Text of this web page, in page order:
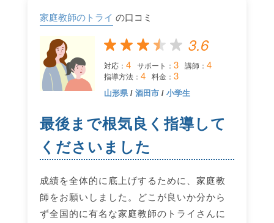
家庭教師のトライ の口コミ
3.6
対応： 4 サポート： 3 講師： 4
指導方法： 4 料金： 3
山形県/ 酒田市/ 小学生
最後まで根気良く指導して
くださいました
成績を全体的に底上げするために、家庭教
師をお願いしました。どこが良いか分から
ず全国的に有名な家庭教師のトライさんに